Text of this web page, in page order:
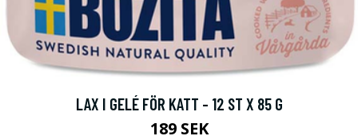
LAX I GELÉ FÖR KATT - 12 ST X 85 G
189 SEK